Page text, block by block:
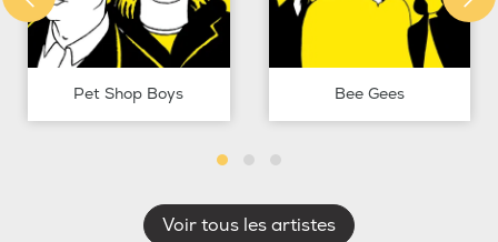
Pet Shop Boys Bee Gees
Voir tous les artistes